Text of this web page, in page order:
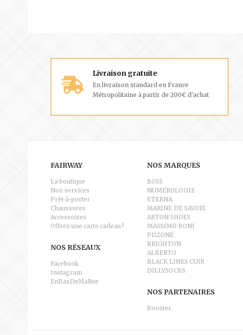
Livraison gratuite
En livraison standard en France
Métropolitaine à partir de 200€ d'achat
FAIRWAY
La boutique
Nos services
Prêt-à-porter
Chaussures
Accessoires
Offrez une carte cadeau !
NOS RÉSEAUX
Facebook
Instagram
EnBasDeMaRue
NOS MARQUES
BOSS
NUMÉROLOG1E
ETERNA
MARINE DE SAVOIE
ARTON SHOES
MASSIMO BONI
PIIZONE
BRIGHTON
ALBERTO
BLACK LINES CUIR
DILLYSOCKS
NOS PARTENAIRES
Booster